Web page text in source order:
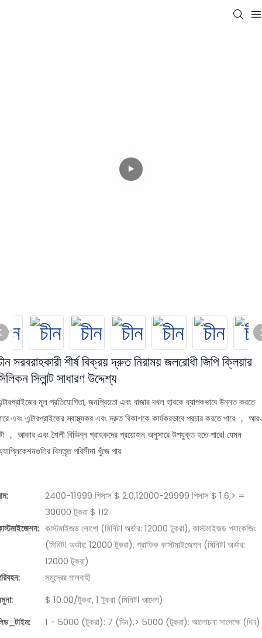
সরবরাহকারী শীর্ষ বিক্রয় দ্রুত নিরাময় জলরোধী জিপি ক্লিয়ার
সিলান্ট সাধারণ উদ্দেশ্য
মূল প্রতিযোগিতা, জনপ্রিয়তা এবং বাজার দখল হারকে ব্যাপকভাবে উন্নত করতে
এবং এন্টারপ্রাইজের স্বাস্থ্যকর এবং দ্রুত বিকাশকে কার্যকরভাবে প্রচার করতে পারে ，
， আকার এবং শৈলী বিভিন্ন গ্রাহকদের প্রয়োজন অনুসারে উপযুক্ত হতে পারে। যেমন
বিস্তৃত পরিসীমা খুঁজে পায়
2400-11999 পিসাস $ 2.0,12000-29999 পিসাস $ 1.6,> =
30000 টুকরা $ 1।2
কাস্টমাইজড লোগো (মিনিট। অর্ডার: 12000 টুকরা), কাস্টমাইজড প্যাকেজিং
(মিনিট। অর্ডার: 12000 টুকরা), গ্রাফিক কাস্টমাইজেশন (মিনিট। অর্ডার:
12000 টুকরা)
সমুদ্রের মালবাহী
$ 10.00/টুকরা, 1 টুকরা (মিনিট। আদেশ)
1 - 5000 (টুকরা): 7 (দিন),> 5000 (টুকরা): আলোচনা সাপেক্ষে (দিন)